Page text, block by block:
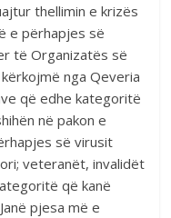
thellimin e krizës
e përhapjes së
të Organizatës së
nga Qeveria
që edhe kategoritë
në pakon e
së virusit
veteranët, invalidët
që kanë
pjesa më e